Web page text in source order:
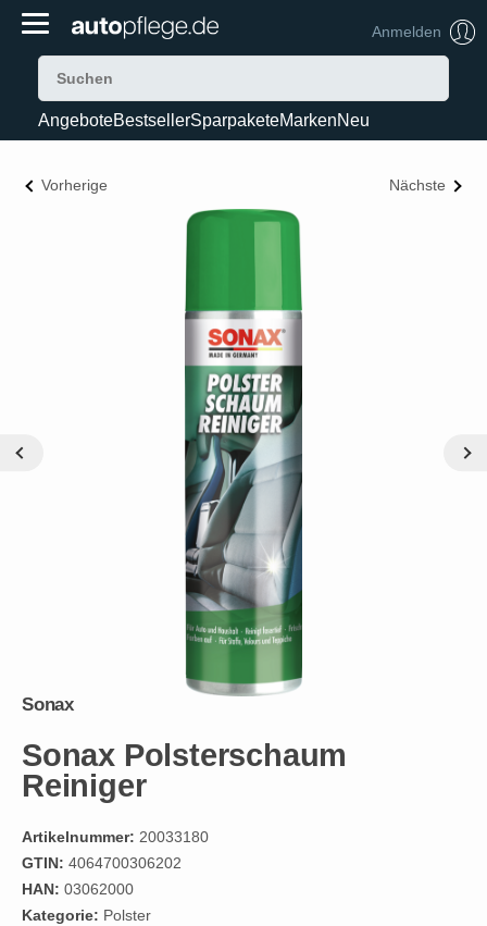
Anmelden
AngeboteBestsellerSparpaketeMarkenNeu
Vorherige Nächste
Sonax
Sonax Polsterschaum
Reiniger
Artikelnummer: 20033180
GTIN: 4064700306202
HAN: 03062000
Kategorie: Polster